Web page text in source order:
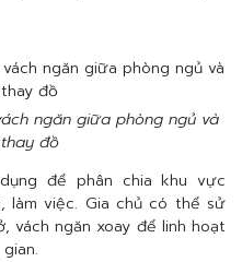
ngăn giữa phòng ngủ và
đồ
để phân chia khu vực
làm việc. Gia chủ có thể sử
vách ngăn xoay để linh hoạt